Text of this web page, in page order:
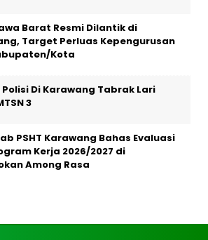
Barat Resmi Dilantik di
Target Perluas Kepengurusan
Kota
Polisi Di Karawang Tabrak Lari
3
PSHT Karawang Bahas Evaluasi
Kerja 2026/2027 di
Among Rasa